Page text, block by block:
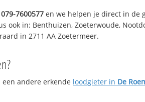
079-7600577 en we helpen je direct in de
ook in: Benthuizen, Zoeterwoude,
in 2711 AA Zoetermeer.
andere erkende loodgieter in De